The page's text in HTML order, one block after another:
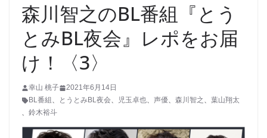
森川智之のBL番組『とう
とみBL夜会』レポをお届
け！〈3〉
幸山 桃子
2021年6月14日
BL番組 、 とうとみBL夜会、 児玉卓也、 声優、 森川智之 、 葉山翔太
、 鈴木裕斗